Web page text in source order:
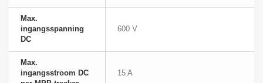
Max.
ingangsspanning
DC
600 V
Max.
ingangsstroom DC
15 A